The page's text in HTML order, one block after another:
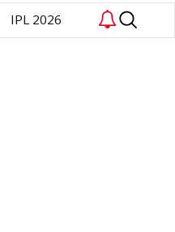
IPL 2026